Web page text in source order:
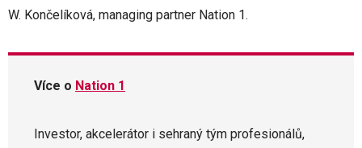
W. Končelíková, managing partner Nation 1.
Více o Nation 1
Investor, akcelerátor i sehraný tým profesionálů,